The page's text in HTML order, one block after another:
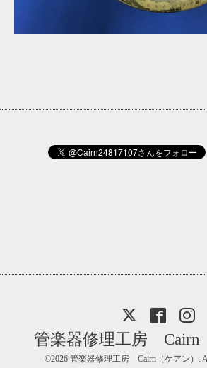
管楽器修理工房 Cairn
©2026 管楽器修理工房 Cairn（ケアン） .